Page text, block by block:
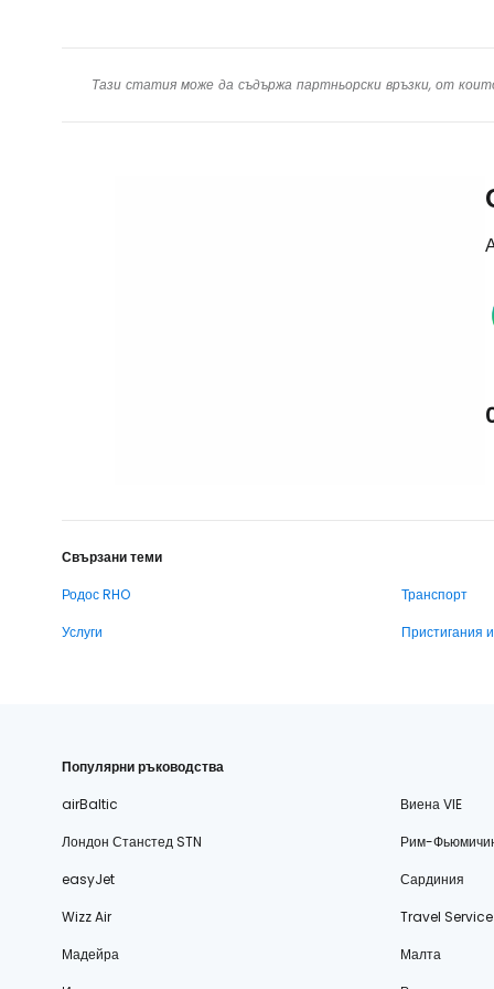
Тази статия може да съдържа партньорски връзки, от
Свързани теми
Родос RHO
Транспорт
Услуги
Пристигания
Популярни ръководства
airBaltic
Виена VIE
Лондон Станстед STN
Рим-
easyJet
Сардиния
Wizz Air
Travel Service
Мадейра
Малта